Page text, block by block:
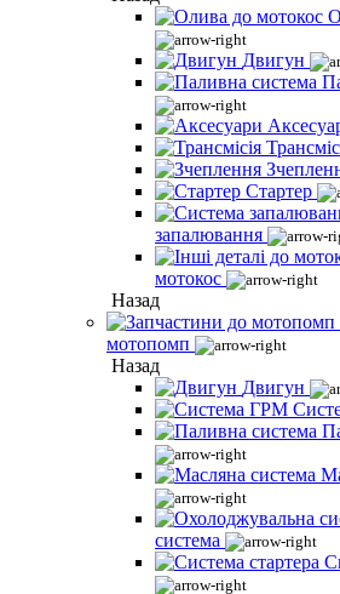
Двигун
Стартер
запалювання
мотокос
Назад
мотопомп
Назад
Двигун
система